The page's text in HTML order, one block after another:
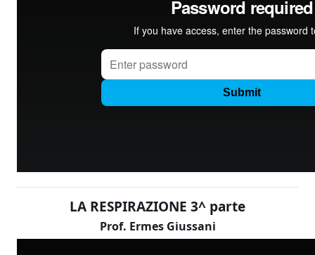
LA RESPIRAZIONE 3^ parte
Prof. Ermes Giussani